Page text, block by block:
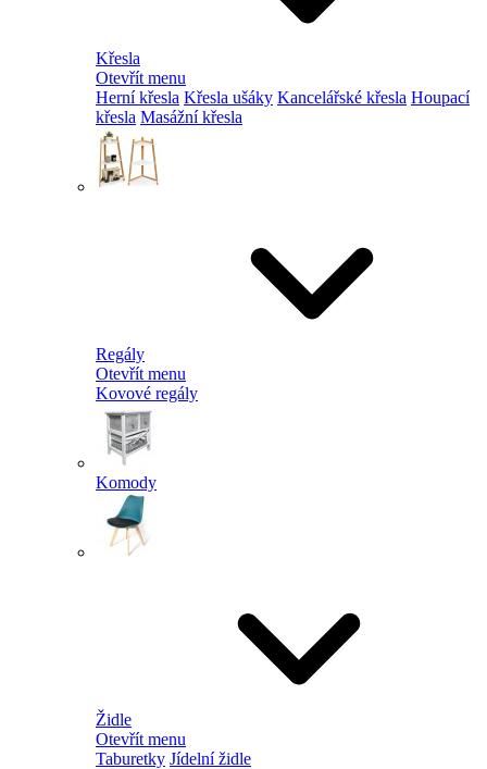
Křesla
Otevřít menu
Herní křesla Křesla ušáky Kancelářské křesla Houpací
křesla Masážní křesla
Regály
Otevřít menu
Kovové regály
Komody
Židle
Otevřít menu
Taburetky Jídelní židle